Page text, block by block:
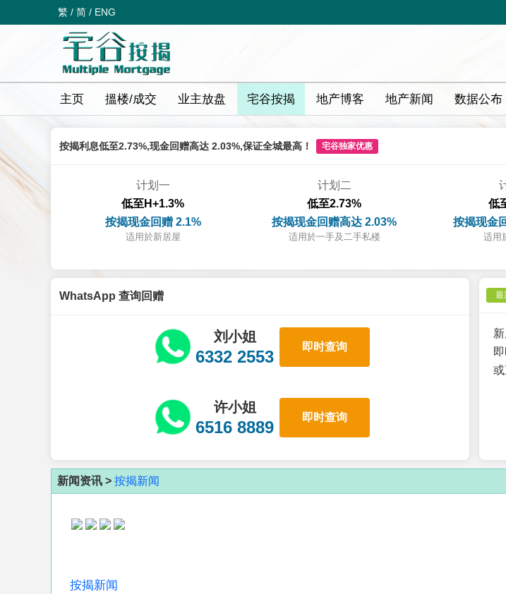
繁 / 简 / ENG
主页 搵楼/成交 业主放盘 宅谷按揭 地产博客 地产新闻 数据公布
按揭利息低至2.73%,现金回赠高达 2.03%,保证全城最高！ 宅谷独家优惠
计划一
低至H+1.3%
按揭现金回赠 2.1%
适用於新居屋
计划二
低至2.73%
按揭现金回赠高达 2.03%
适用於一手及二手私楼
低
按揭现金
适用
WhatsApp 查询回赠
刘小姐
6332 2553
即时查询
许小姐
6516 8889
即时查询
最
新闻资讯 > 按揭新闻
按揭新闻